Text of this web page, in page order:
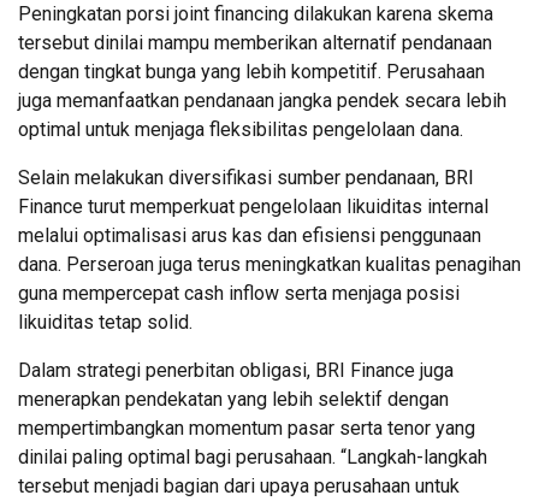
Peningkatan porsi joint financing dilakukan karena skema
tersebut dinilai mampu memberikan alternatif pendanaan
dengan tingkat bunga yang lebih kompetitif. Perusahaan
juga memanfaatkan pendanaan jangka pendek secara lebih
optimal untuk menjaga fleksibilitas pengelolaan dana.
Selain melakukan diversifikasi sumber pendanaan, BRI
Finance turut memperkuat pengelolaan likuiditas internal
melalui optimalisasi arus kas dan efisiensi penggunaan
dana. Perseroan juga terus meningkatkan kualitas penagihan
guna mempercepat cash inflow serta menjaga posisi
likuiditas tetap solid.
Dalam strategi penerbitan obligasi, BRI Finance juga
menerapkan pendekatan yang lebih selektif dengan
mempertimbangkan momentum pasar serta tenor yang
dinilai paling optimal bagi perusahaan. “Langkah-langkah
tersebut menjadi bagian dari upaya perusahaan untuk